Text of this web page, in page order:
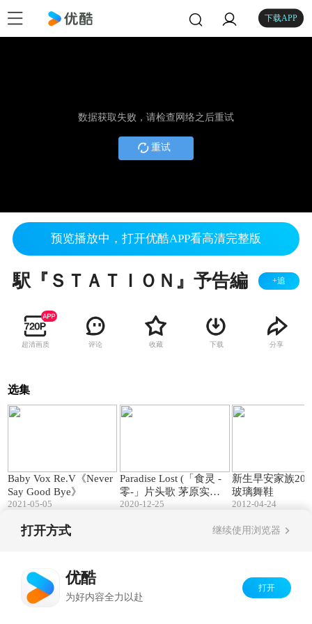
下载APP
数据获取失败，请检查网络之后重试
重试
预览播放中，打开优酷APP看高清完整版
駅『ＳＴＡＴＩＯＮ』予告編 +追
超清画质 评论 收藏 下载 分享
选集
Baby Vox Re.V《Never
Say Good Bye》
2021-05-05
Paradise Lost (「食灵 -
零-」片头歌 茅原实里
真人PV
2020-12-25
新生早安家族
玻璃舞鞋
2012-04-24
打开方式 继续使用浏览器
优酷
为好内容全力以赴
打开